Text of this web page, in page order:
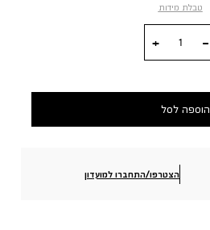
טבלת מידות
הוספה לסל
הצטרפו/התחברו למועדון